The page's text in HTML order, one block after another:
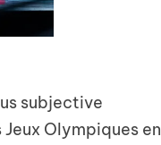
subjective
Olympiques en